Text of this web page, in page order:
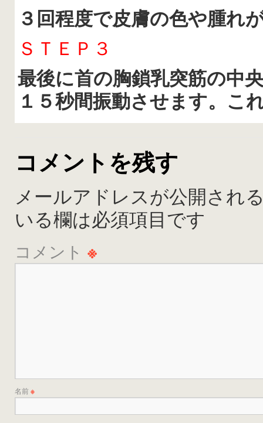
３回程度で皮膚の色や腫れ
ＳＴＥＰ３
最後に首の胸鎖乳突筋の中
１５秒間振動させます。こ
コメントを残す
メールアドレスが公開され
いる欄は必須項目です
コメント ※
名前※